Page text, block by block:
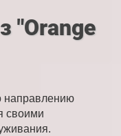
"Orange
направлению
своими